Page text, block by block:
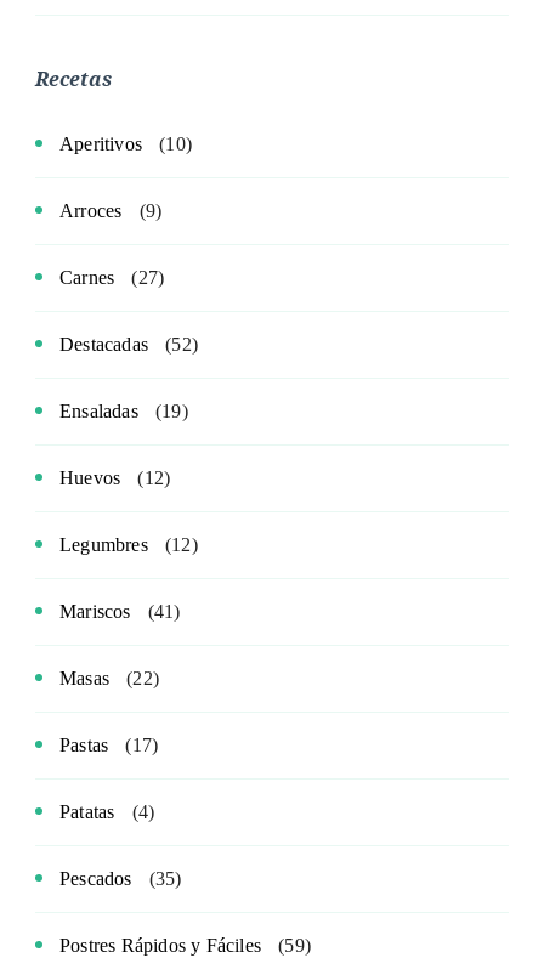
Recetas
Aperitivos (10)
Arroces (9)
Carnes (27)
Destacadas (52)
Ensaladas (19)
Huevos (12)
Legumbres (12)
Mariscos (41)
Masas (22)
Pastas (17)
Patatas (4)
Pescados (35)
Postres Rápidos y Fáciles (59)